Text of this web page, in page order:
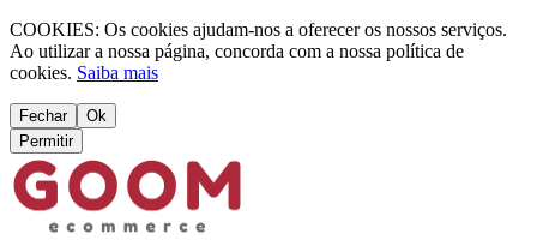
COOKIES: Os cookies ajudam-nos a oferecer os nossos serviços.
Ao utilizar a nossa página, concorda com a nossa política de
cookies. Saiba mais
Fechar
Ok
Permitir